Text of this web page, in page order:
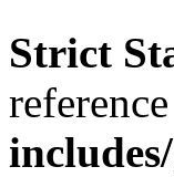
Strict